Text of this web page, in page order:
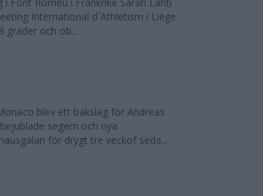
Font Romeu i Frankrike Sarah Lahti
International d´Athletism i Liège
grader och ob...
blev ett bakslag för Andreas
segern och nya
för drygt tre veckof seda...